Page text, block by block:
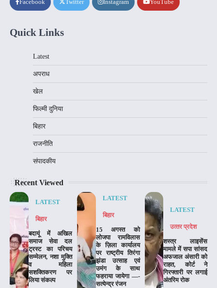
Facebook Twitter Instagram YouTube
Quick Links
Latest
अपराध
खेल
फिल्मी दुनिया
बिहार
राजनीति
संपादकीय
Recent Viewed
LATEST
बिहार
बदायूं में अखिल
समाज सेवा दल
ट्रस्ट का परिचय
सम्मेलन, नशा मुक्ति
व महिला
सशक्तिकरण पर
लिया संकल्प
LATEST
बिहार
15 अगस्त को
लोजपा रामविलास
के ज़िला कार्यालय
पर राष्ट्रीय तिरंगा
झंडा उत्साह एवं
उमंग के साथ
फहराया जायेगा —-
सत्येन्द्र रंजन
LATEST
उत्‍तर प्रदेश
शस्त्र लाइसेंस
मामले में सपा सांसद
अफजाल अंसारी को
राहत, कोर्ट ने
गिरफ्तारी पर लगाई
अंतरिम रोक